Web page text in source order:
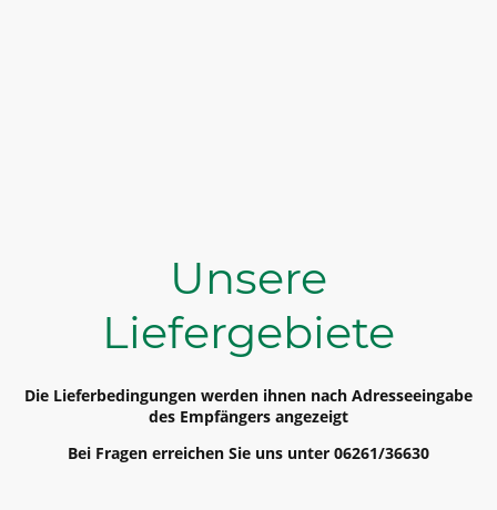
Unsere
Liefergebiete
Die Lieferbedingungen werden ihnen nach Adresseeingabe
des Empfängers angezeigt
Bei Fragen erreichen Sie uns unter 06261/36630